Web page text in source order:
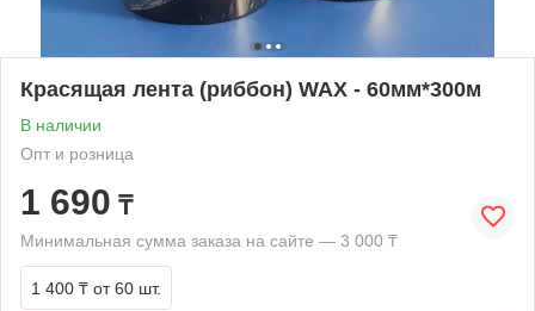
Красящая лента (риббон) WAX - 60мм*300м
В наличии
Опт и розница
1 690 ₸
Минимальная сумма заказа на сайте — 3 000 ₸
1 400 ₸ от 60 шт.